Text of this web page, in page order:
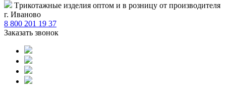
Tрикотажные изделия оптом и в розницу от производителя
г. Иваново
8 800 201 19 37
Заказать звонок